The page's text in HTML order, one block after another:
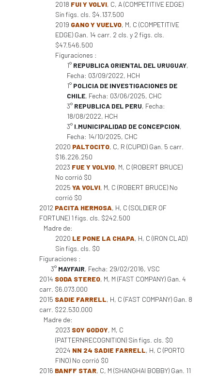
2018 FUI Y VOLVI, C, A (COMPETITIVE EDGE)
Sin figs. cls. $4.137.500
2019 GANO Y VUELVO, M, C (COMPETITIVE
EDGE) Gan. 14 carr. 2 cls. y 2 figs. cls.
$47.546.500
Figuraciones :
1° REPUBLICA ORIENTAL DEL URUGUAY,
Fecha: 03/09/2022, HCH
1° POLICIA DE INVESTIGACIONES DE
CHILE, Fecha: 03/06/2025, CHC
3° REPUBLICA DEL PERU, Fecha:
18/08/2022, HCH
3° I.MUNICIPALIDAD DE CONCEPCION,
Fecha: 14/10/2025, CHC
2020 PALTOCITO, C, R (CUPID) Gan. 5 carr.
$16.226.250
2023 FUE Y VOLVIO, M, C (ROBERT BRUCE)
No corrió $0
2025 YA VOLVI, M, C (ROBERT BRUCE) No
corrió $0
2012 PACITA HERMOSA, H, C (SOLDIER OF
FORTUNE) 1 figs. cls. $242.500
Madre de:
2020 LE PONE LA CHAPA, H, C (IRON CLAD)
Sin figs. cls. $0
Figuraciones :
3° MAYFAIR, Fecha: 29/02/2016, VSC
2014 SODA STEREO, M, M (FAST COMPANY) Gan. 4
carr. $6.073.000
2015 SADIE FARRELL, H, C (FAST COMPANY) Gan. 8
carr. $22.530.000
Madre de:
2023 SOY GODOY, M, C
(PATTERNRECOGNITION) Sin figs. cls. $0
2024 NN 24 SADIE FARRELL, H, C (PORTO
FINO) No corrió $0
2016 BANFF STAR, C, M (SHANGHAI BOBBY) Gan. 11